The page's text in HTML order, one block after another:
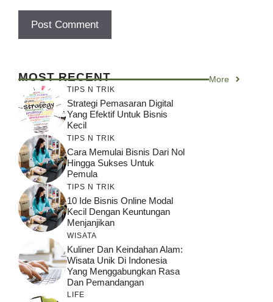
MOST RECENT More
TIPS N TRIK
Strategi Pemasaran Digital
Yang Efektif Untuk Bisnis
Kecil
TIPS N TRIK
Cara Memulai Bisnis Dari Nol
Hingga Sukses Untuk
Pemula
TIPS N TRIK
10 Ide Bisnis Online Modal
Kecil Dengan Keuntungan
Menjanjikan
WISATA
Kuliner Dan Keindahan Alam:
Wisata Unik Di Indonesia
Yang Menggabungkan Rasa
Dan Pemandangan
LIFE